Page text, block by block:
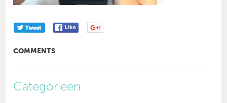
COMMENTS
Categorieen